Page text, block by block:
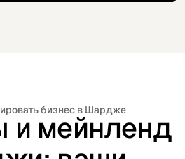
бизнес в Шардже
и мейнленд